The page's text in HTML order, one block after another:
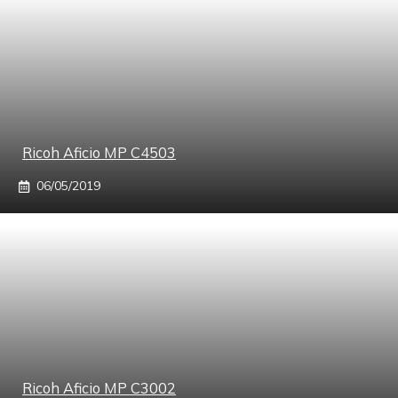
Ricoh Aficio MP C4503
06/05/2019
Ricoh Aficio MP C3002